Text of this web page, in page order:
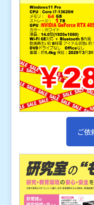
ご依